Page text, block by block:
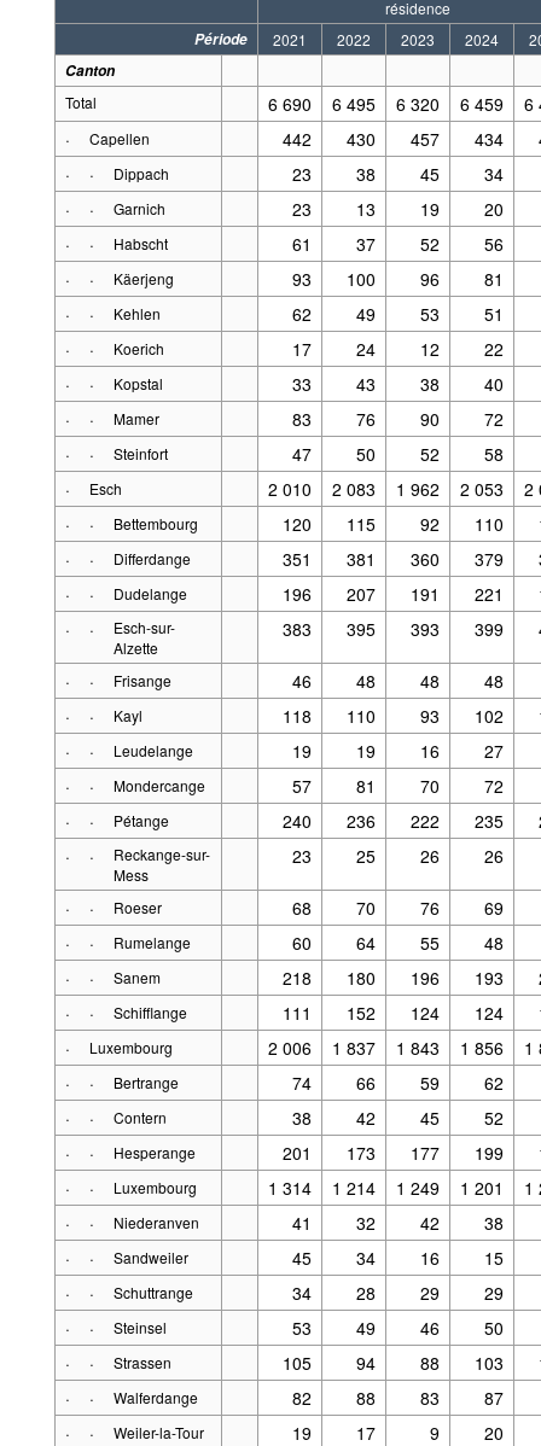
résidence
Période
2021 2022 2023 2024
Canton
Total
6 690 6 495 6 320 6 459
6
·
Capellen 442 430 457 434
· · Dippach 23 38 45
34
· · Garnich 23 13 19
20
· · Habscht 61 37 52
56
· · Käerjeng 93 100 96
81
· · Kehlen 62 49 53
51
· · Koerich 17 24 12
22
· · Kopstal 33 43 38
40
· · Mamer 83 76 90
72
· · Steinfort 47 50 52
58
·
Esch 2 010 2 083 1 962 2 053
2
· · Bettembourg 120 115 92 110
· · Differdange 351 381 360 379
· · Dudelange 196 207 191 221
· ·
Esch-sur-
Alzette
383 395 393 399
· · Frisange 46 48 48
48
· · Kayl 118 110 93 102
· · Leudelange 19 19 16
27
· · Mondercange 57 81 70
72
· · Pétange 240 236 222 235
· ·
Reckange-sur-
Mess
23 25 26 26
· · Roeser 68 70 76
69
· · Rumelange 60 64 55
48
· · Sanem 218 180 196 193
· · Schifflange 111 152 124 124
·
Luxembourg 2 006 1 837 1 843 1 856
1
· · Bertrange 74 66 59
62
· · Contern 38 42 45
52
· · Hesperange 201 173 177 199
· · Luxembourg 1 314 1 214 1 249 1 201
1
· · Niederanven 41 32 42
38
· · Sandweiler 45 34 16
15
· · Schuttrange 34 28 29
29
· · Steinsel 53 49 46
50
· · Strassen 105 94 88 103
· · Walferdange 82 88 83
87
· · Weiler-la-Tour 19 17 9
20